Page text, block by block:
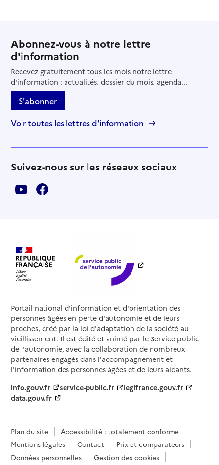
Abonnez-vous à notre lettre
d'information
Recevez gratuitement tous les mois notre lettre
d'information : actualités, dossier du mois, agenda...
S'abonner
Voir toutes les lettres d'information
Suivez-nous sur les réseaux sociaux
Portail national d'information et d'orientation des
personnes âgées en perte d'autonomie et de leurs
proches, créé par la loi d'adaptation de la société au
vieillissement. Il est édité et animé par le Service public
de l'autonomie, avec la collaboration de nombreux
partenaires engagés dans l'accompagnement et
l'information des personnes âgées et de leurs aidants.
info.gouv.fr
service-public.fr
legifrance.gouv.fr
data.gouv.fr
Plan du site
Accessibilité : totalement conforme
Mentions légales
Contact
Prix et comparateurs
Données personnelles
Gestion des cookies